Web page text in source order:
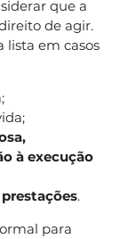
que a
de agir.
lista em casos
à execução
.
para